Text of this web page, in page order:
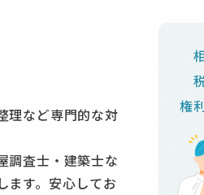
理など専門的な対
調査士・建築士な
ます。安心してお
権